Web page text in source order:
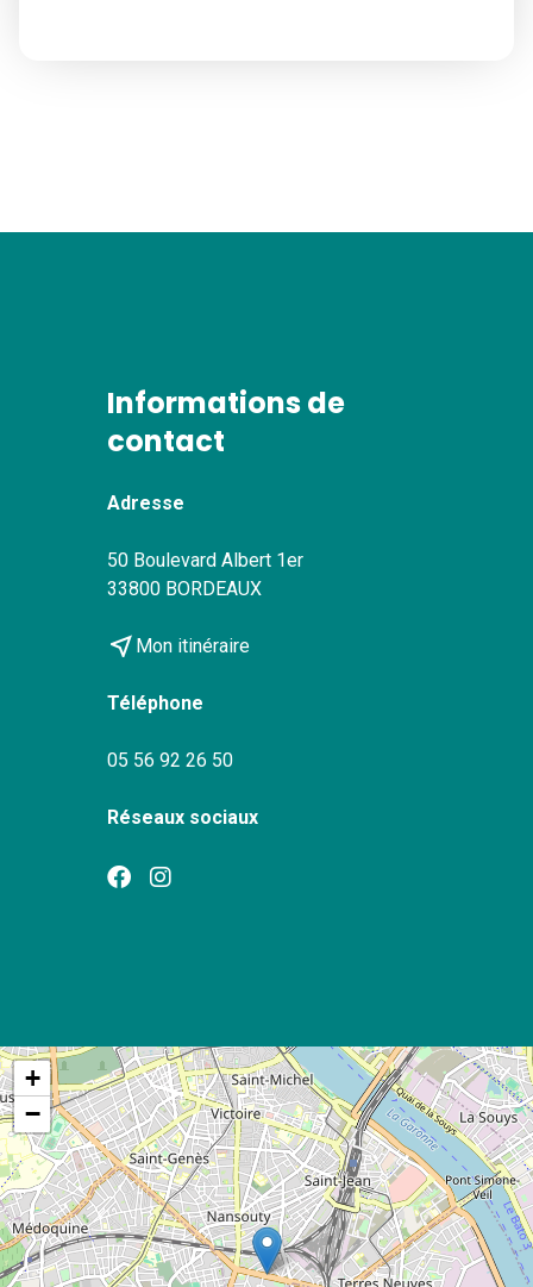
Informations de
contact
Adresse
50 Boulevard Albert 1er
33800 BORDEAUX
near_me Mon itinéraire
Téléphone
05 56 92 26 50
Réseaux sociaux
+
−